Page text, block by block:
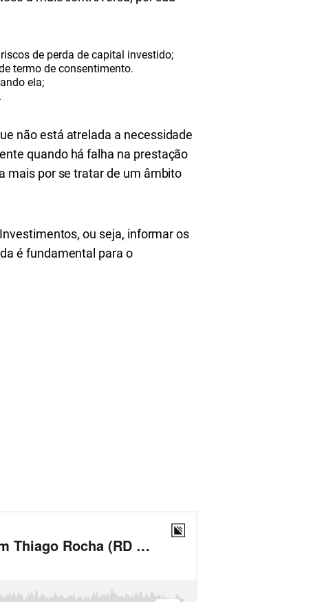
de perda de capital investido;
termo de consentimento.
ela;
não está atrelada a necessidade
quando há falha na prestação
mais por se tratar de um âmbito
ou seja, informar os
é fundamental para o